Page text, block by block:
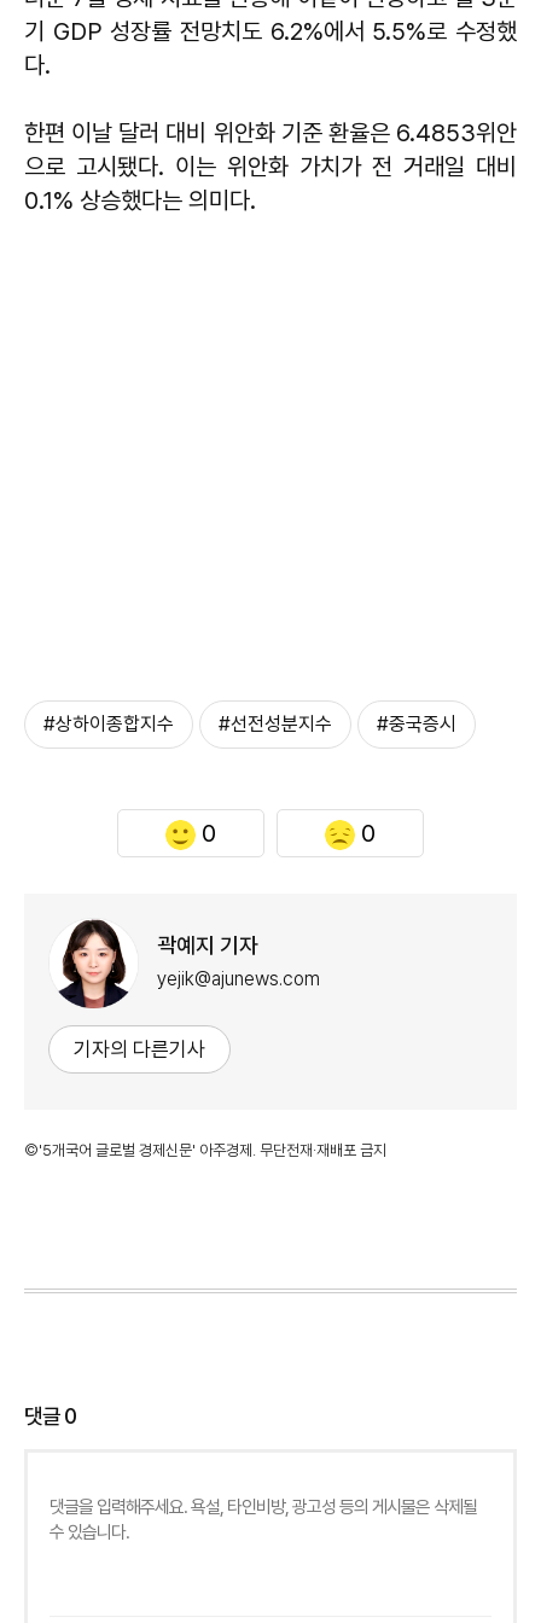
기 GDP 성장률 전망치도 6.2%에서 5.5%로 수정했
다.
한편 이날 달러 대비 위안화 기준 환율은 6.4853위안
으로 고시됐다. 이는 위안화 가치가 전 거래일 대비
0.1% 상승했다는 의미다.
#상하이종합지수 #선전성분지수 #중국증시
0 0
곽예지 기자
yejik@ajunews.com
기자의 다른기사
©'5개국어 글로벌 경제신문' 아주경제. 무단전재·재배포 금지
댓글0